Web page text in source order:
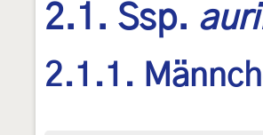
2.1. Ssp.
2.1.1.